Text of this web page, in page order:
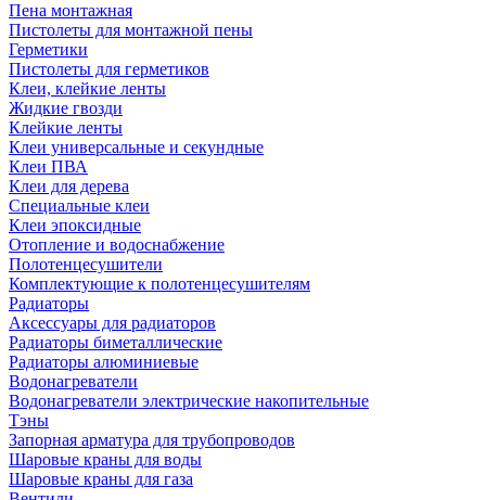
Пена монтажная
Пистолеты для монтажной пены
Герметики
Пистолеты для герметиков
Клеи, клейкие ленты
Жидкие гвозди
Клейкие ленты
Клеи универсальные и секундные
Клеи ПВА
Клеи для дерева
Специальные клеи
Клеи эпоксидные
Отопление и водоснабжение
Полотенцесушители
Комплектующие к полотенцесушителям
Радиаторы
Аксессуары для радиаторов
Радиаторы биметаллические
Радиаторы алюминиевые
Водонагреватели
Водонагреватели электрические накопительные
Тэны
Запорная арматура для трубопроводов
Шаровые краны для воды
Шаровые краны для газа